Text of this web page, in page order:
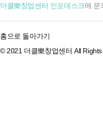
더클樂창업센터 인포데스크에 문
홈으로 돌아가기
© 2021 더클樂창업센터 All Rights